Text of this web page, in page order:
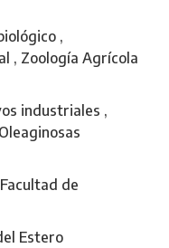
,
, Zoología Agrícola
industriales ,
de
Estero